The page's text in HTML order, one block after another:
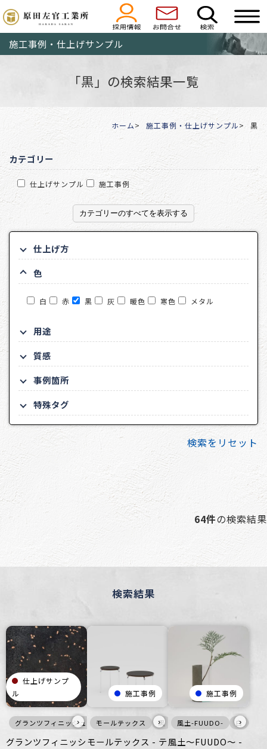
施工事例・仕上げサンプル
「黒」の検索結果一覧
ホーム 施工事例・仕上げサンプル 黒
カテゴリー
仕上げサンプル 施工事例
カテゴリーのすべてを表示する
仕上げ方
色
白 赤 黒 灰 暖色 寒色 メタル
用途
質感
事例箇所
特殊タグ
検索をリセット
64件の検索結果
検索結果
仕上げサンプ
ル
グランツフィニッシュ 黒 メタル 家具・什器 壁 床 つるつる
›
グランツフィニッシ
施工事例
モールテックス 黒 家具・什器 インテリア
›
モールテックス - テ
施工事例
風土-FUUDO- 白›
風土〜FUUDO〜 -